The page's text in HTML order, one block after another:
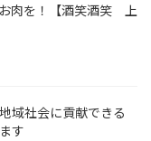
肉を！【酒笑酒笑 上
域社会に貢献できる
す